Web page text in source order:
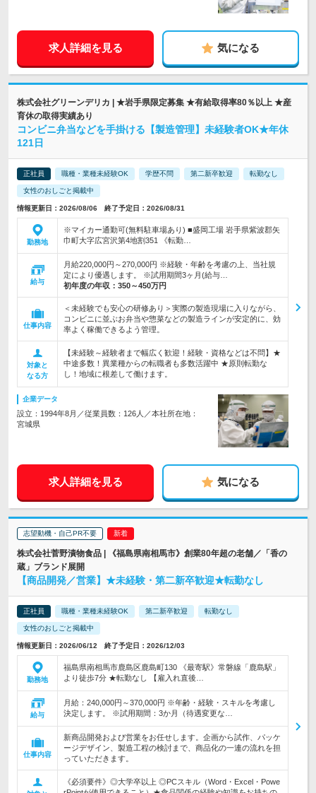
求人詳細を見る 気になる
株式会社グリーンデリカ | ★岩手県限定募集 ★有給取得率80％以上 ★産
育休の取得実績あり
コンビニ弁当などを手掛ける【製造管理】未経験者OK★年休
121日
正社員 職種・業種未経験OK 学歴不問 第二新卒歓迎 転勤なし
女性のおしごと掲載中
情報更新日：2026/08/06 終了予定日：2026/08/31
勤務地
※マイカー通勤可(無料駐車場あり) ■盛岡工場 岩手県紫波郡矢
巾町大字広宮沢第4地割351 《転勤…
給与
月給220,000円～270,000円 ※経験・年齢を考慮の上、当社規
定により優遇します。 ※試用期間3ヶ月(給与…
初年度の年収： 350～450万円
仕事内容
＜未経験でも安心の研修あり＞実際の製造現場に入りながら、
コンビニに並ぶお弁当や惣菜などの製造ラインが安定的に、効
率よく稼働できるよう管理。
対象と
なる方
【未経験～経験者まで幅広く歓迎！経験・資格などは不問】★
中途多数！異業種からの転職者も多数活躍中 ★原則転勤な
し！地域に根差して働けます。
企業データ
設立：1994年8月／従業員数：126人／本社所在地：
宮城県
求人詳細を見る 気になる
志望動機・自己PR不要
株式会社菅野漬物食品 | 《福島県南相馬市》創業80年超の老舗／「香の
蔵」ブランド展開
【商品開発／営業】★未経験・第二新卒歓迎★転勤なし
正社員 職種・業種未経験OK 第二新卒歓迎 転勤なし
女性のおしごと掲載中
情報更新日：2026/06/12 終了予定日：2026/12/03
勤務地
福島県南相馬市鹿島区鹿島町130 《最寄駅》常磐線「鹿島駅」
より徒歩7分 ★転勤なし 【雇入れ直後…
給与
月給：240,000円～370,000円 ※年齢・経験・スキルを考慮し
決定します。 ※試用期間：3か月（待遇変更な…
仕事内容
新商品開発および営業をお任せします。企画から試作、パッケ
ージデザイン、製造工程の検討まで、商品化の一連の流れを担
っていただきます。
《必須要件》◎大学卒以上 ◎PCスキル（Word・Excel・Powe